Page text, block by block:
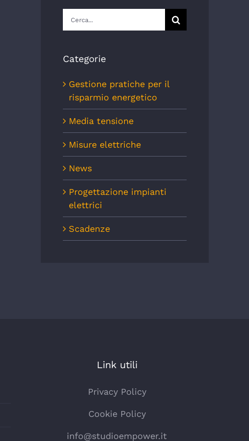
per:
Categorie
Gestione pratiche per il
risparmio energetico
Media tensione
Misure elettriche
News
Progettazione impianti
elettrici
Scadenze
Link utili
Privacy Policy
Cookie Policy
info@studioempower.it